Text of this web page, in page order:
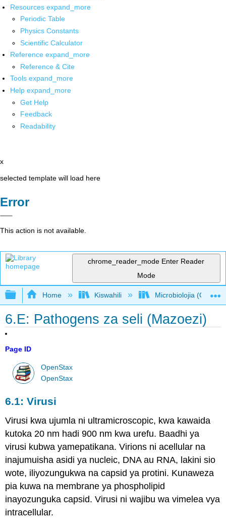
Resources expand_more
Periodic Table
Physics Constants
Scientific Calculator
Reference expand_more
Reference & Cite
Tools expand_more
Help expand_more
Get Help
Feedback
Readability
x
selected template will load here
Error
This action is not available.
chrome_reader_mode Enter Reader
Mode
Expand/collapse global hierarchy
Home Kiswahili Microbiolojia
6.E: Pathogens za seli (Mazoezi)
Page ID
OpenStax
OpenStax
6.1: Virusi
Virusi kwa ujumla ni ultramicroscopic, kwa kawaida
kutoka 20 nm hadi 900 nm kwa urefu. Baadhi ya
virusi kubwa yamepatikana. Virions ni acellular na
inajumuisha asidi ya nucleic, DNA au RNA, lakini sio
wote, iliyozungukwa na capsid ya protini. Kunaweza
pia kuwa na membrane ya phospholipid
inayozunguka capsid. Virusi ni wajibu wa vimelea vya
intracellular.